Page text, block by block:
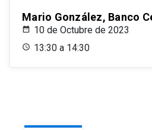
Mario González, Banco
10 de Octubre de 2023
13:30 a 14:30